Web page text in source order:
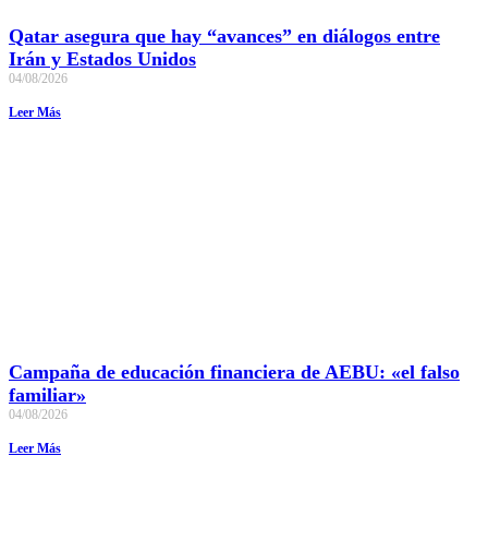
Qatar asegura que hay “avances” en diálogos entre
Irán y Estados Unidos
04/08/2026
Leer Más
Campaña de educación financiera de AEBU: «el falso
familiar»
04/08/2026
Leer Más